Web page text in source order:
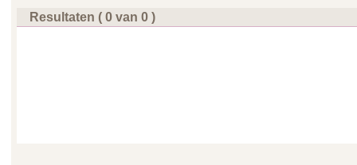
Resultaten ( 0 van 0 )